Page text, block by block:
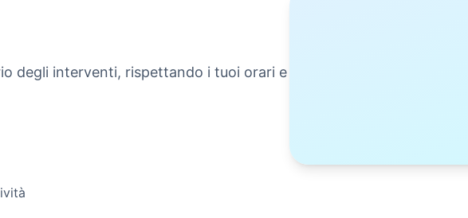
degli interventi, rispettando i tuoi orari e